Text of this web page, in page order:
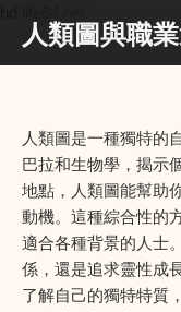
人類圖與職
人類圖是一種獨特的
巴拉和生物學，揭示
地點，人類圖能幫助
動機。這種綜合性的
適合各種背景的人士
係，還是追求靈性成
了解自己的獨特特質